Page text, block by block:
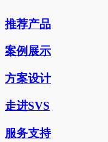
推荐产品
案例展示
方案设计
走进SVS
服务支持